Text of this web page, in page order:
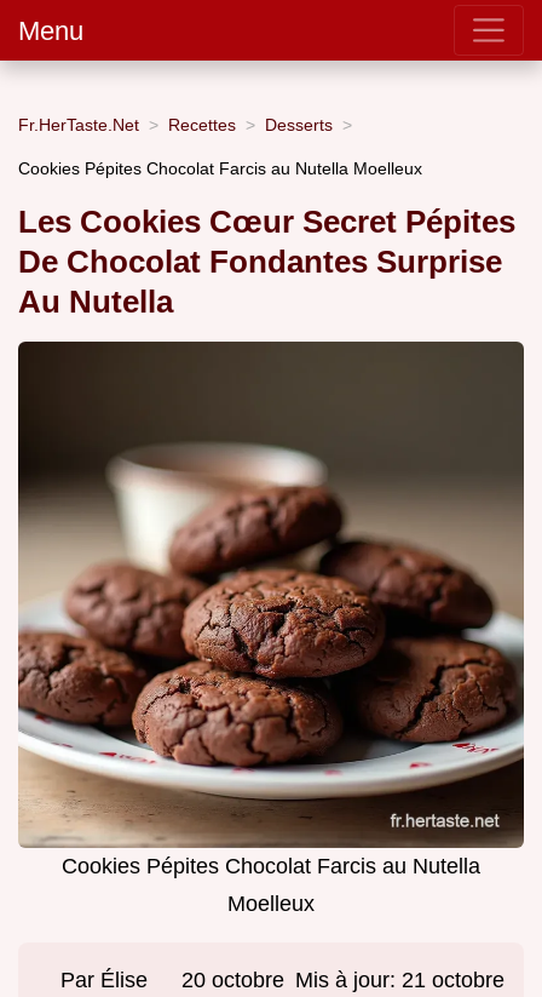
Menu
Fr.HerTaste.Net Recettes Desserts
Cookies Pépites Chocolat Farcis au Nutella Moelleux
Les Cookies Cœur Secret Pépites
De Chocolat Fondantes Surprise
Au Nutella
Cookies Pépites Chocolat Farcis au Nutella
Moelleux
Par Élise
20 octobre Mis à jour: 21 octobre